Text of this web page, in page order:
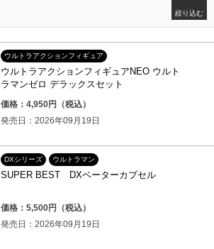
絞り込む
ウルトラアクションフィギュア
ウルトラアクションフィギュアNEO ウルト
ラマンゼロ デラックスセット
価格：4,950円（税込）
発売日：2026年09月19日
DXシリーズ ウルトラマン
SUPER BEST DXベーターカプセル
価格：5,500円（税込）
発売日：2026年09月19日